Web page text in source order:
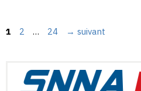
Page
1 Page
2 … Page
24 → suivant